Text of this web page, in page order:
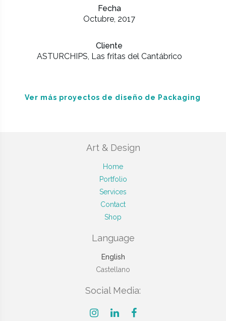
Fecha
Octubre, 2017
Cliente
ASTURCHIPS, Las fritas del Cantábrico
Ver más proyectos de diseño de Packaging
Art & Design
Home
Portfolio
Services
Contact
Shop
Language
English
Castellano
Social Media: